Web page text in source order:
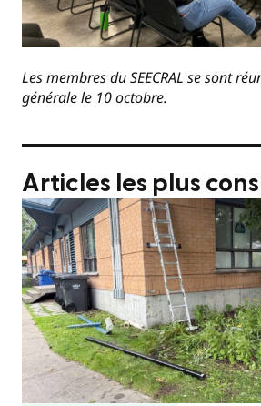
Les membres du SEECRAL se sont
générale le 10 octobre.
Articles les plus